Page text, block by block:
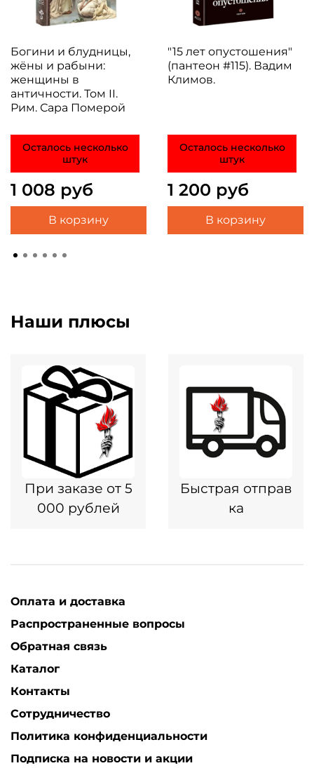
Богини и блудницы,
жёны и рабыни:
женщины в
античности. Том II.
Рим. Сара Померой
Осталось несколько
штук
1 008 руб
В корзину
"15 лет опустошения"
(пантеон #115). Вадим
Климов.
Осталось несколько
штук
1 200 руб
В корзину
Наши плюсы
При заказе от 5
000 рублей
Быстрая отправ
ка
Оплата и доставка
Распространенные вопросы
Обратная связь
Каталог
Контакты
Сотрудничество
Политика конфиденциальности
Подписка на новости и акции